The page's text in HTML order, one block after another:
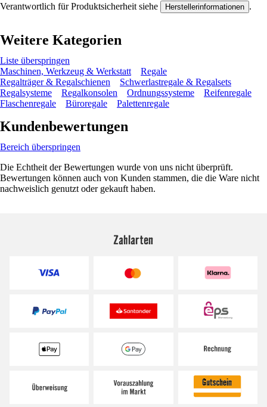
Verantwortlich für Produktsicherheit siehe Herstellerinformationen .
Weitere Kategorien
Liste überspringen
Maschinen, Werkzeug & Werkstatt
Regale
Regalträger & Regalschienen
Schwerlastregale & Regalsets
Regalsysteme
Regalkonsolen Ordnungssysteme
Reifenregale
Flaschenregale
Büroregale Palettenregale
Kundenbewertungen
Bereich überspringen
Die Echtheit der Bewertungen wurde von uns nicht überprüft.
Bewertungen können auch von Kunden stammen, die die Ware nicht
nachweislich genutzt oder gekauft haben.
Zahlarten